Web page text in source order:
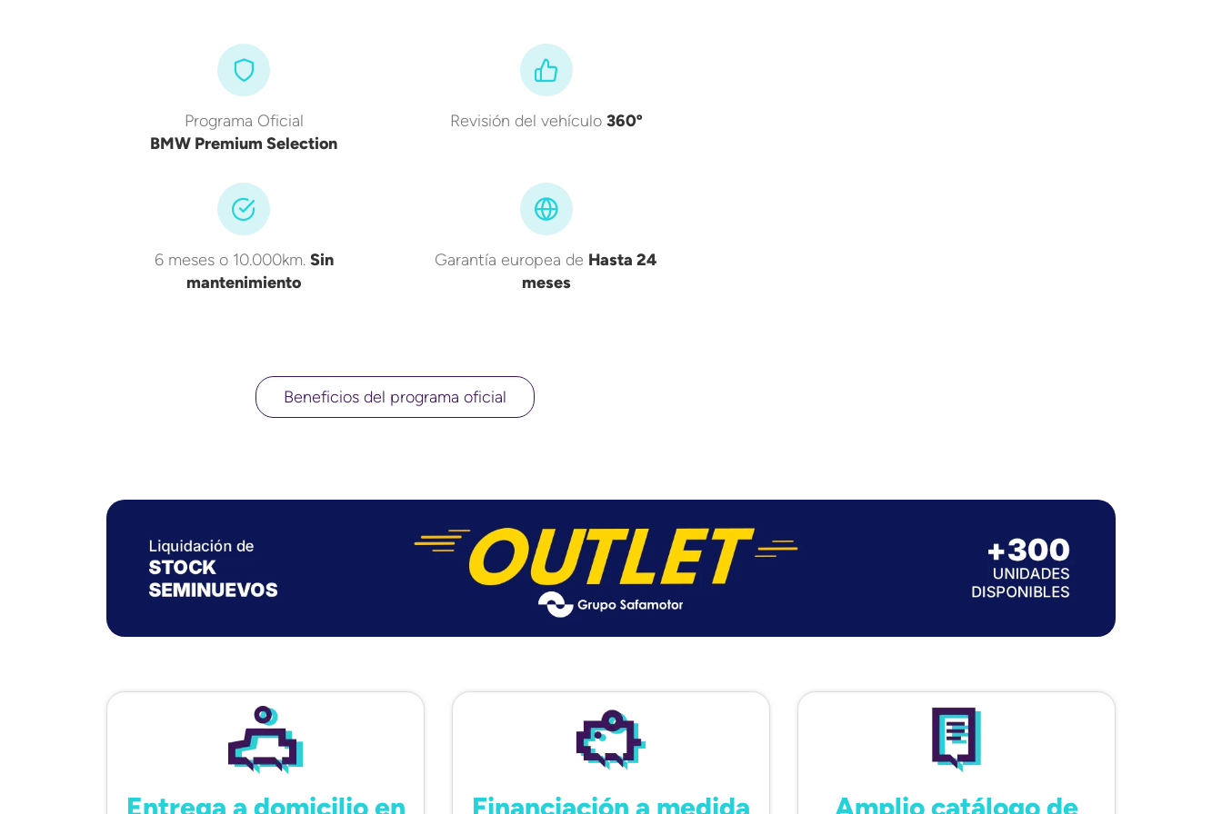
Programa Oficial
BMW Premium Selection
Revisión del vehículo360º
6 meses o 10.000km. Sin
mantenimiento
Garantía europea de Hasta 24
meses
Beneficios del programa oficial
Entrega a domicilio en Financiación a medida Amplio catálogo de